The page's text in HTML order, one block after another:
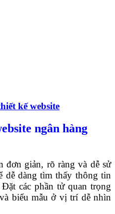
kế website
ngân hàng
đơn giản, rõ ràng và dễ sử
dễ dàng tìm thấy thông tin
các phần tử quan trọng
biểu mẫu ở vị trí dễ nhìn